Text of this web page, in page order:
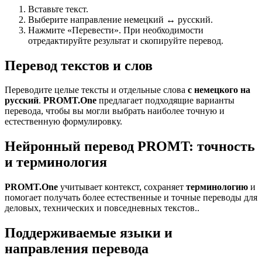
Вставьте текст.
Выберите направление немецкий ↔ русский.
Нажмите «Перевести». При необходимости
отредактируйте результат и скопируйте перевод.
Перевод текстов и слов
Переводите целые тексты и отдельные слова с немецкого на
русский. PROMT.One предлагает подходящие варианты
перевода, чтобы вы могли выбрать наиболее точную и
естественную формулировку.
Нейронный перевод PROMT: точность
и терминология
PROMT.One учитывает контекст, сохраняет терминологию и
помогает получать более естественные и точные переводы для
деловых, технических и повседневных текстов..
Поддерживаемые языки и
направления перевода